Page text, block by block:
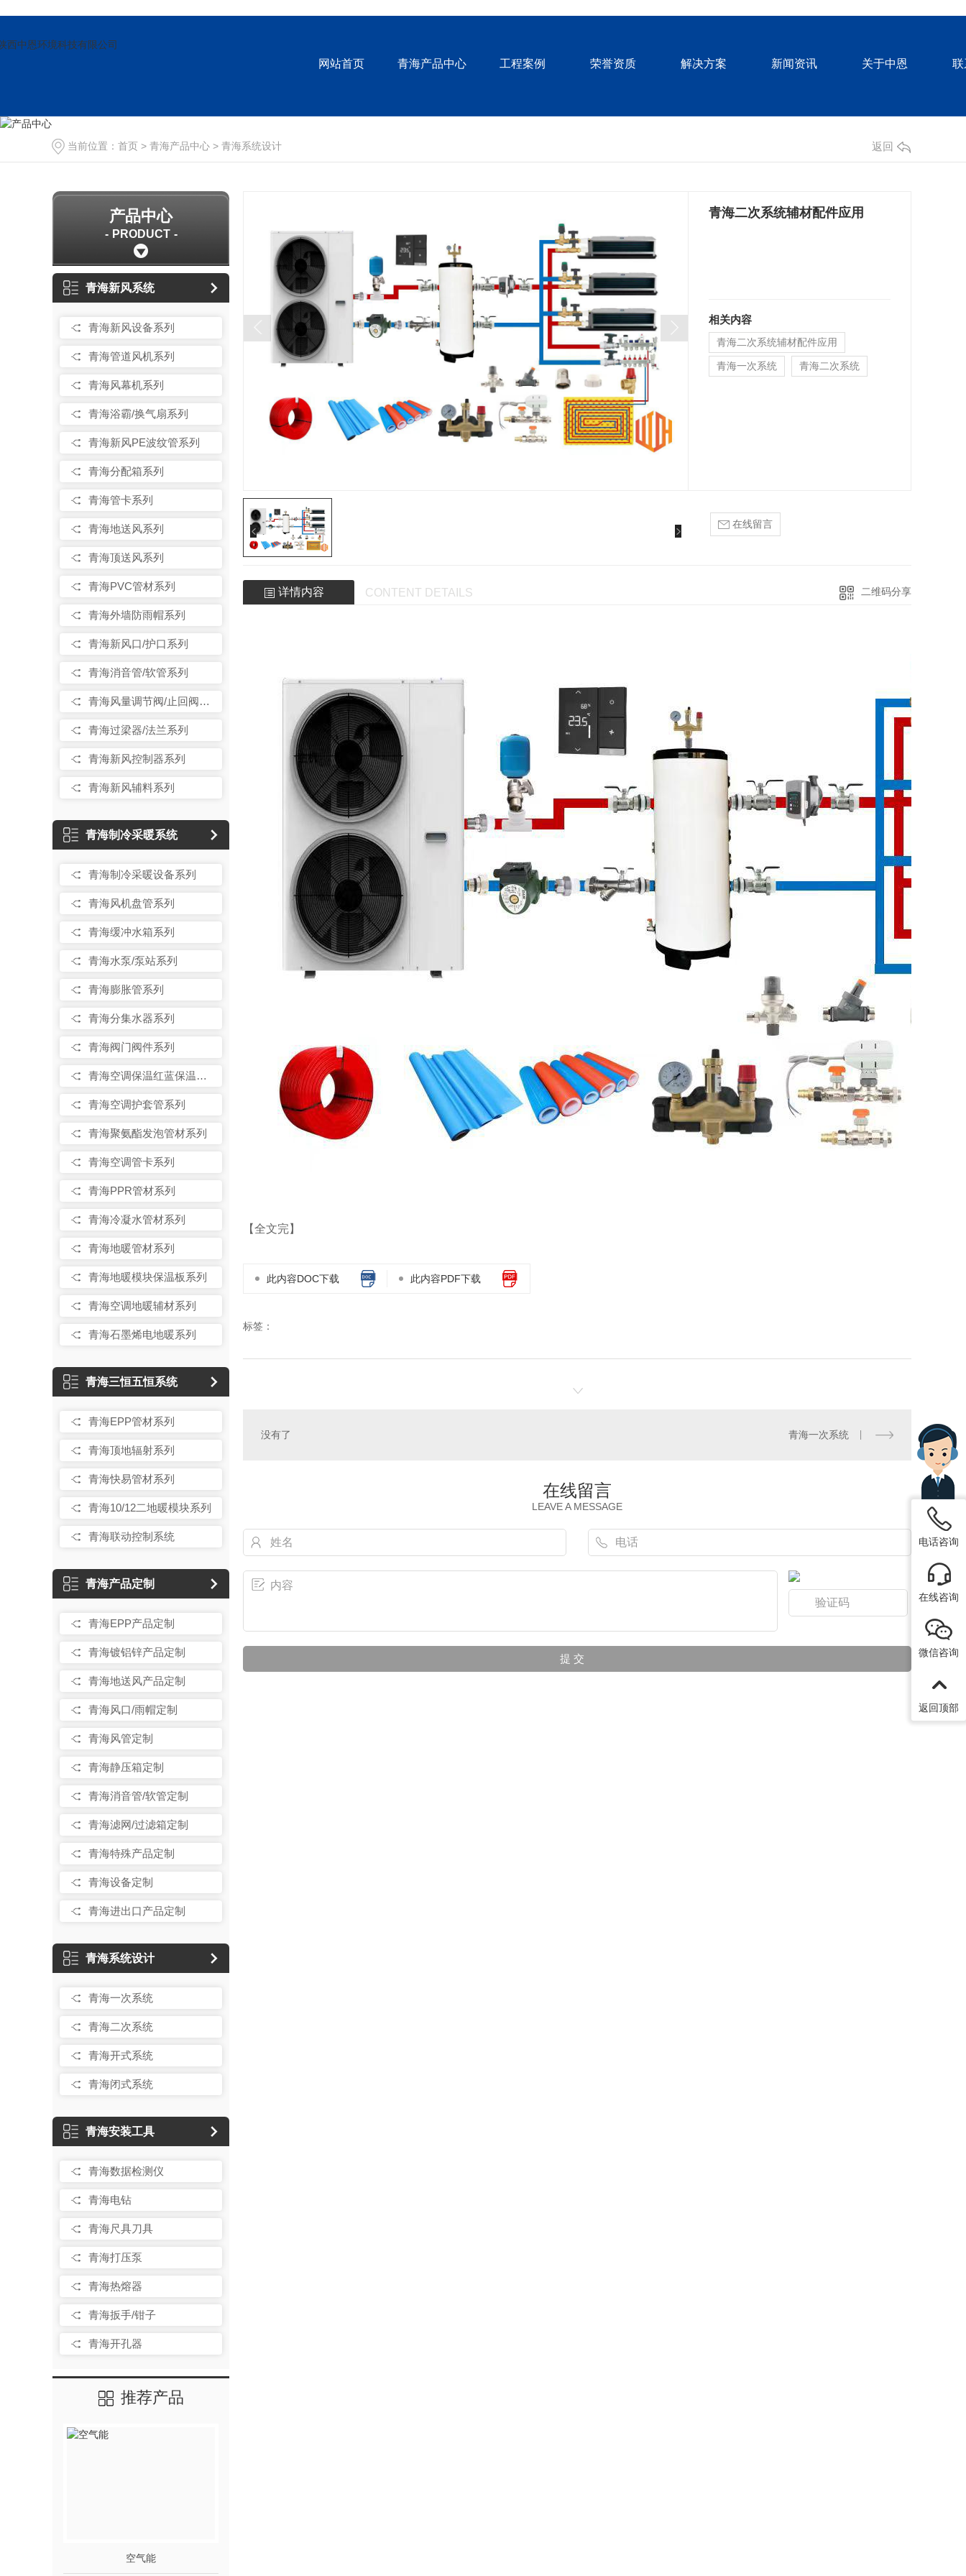
网站首页 青海产品中心 工程案例 荣誉资质 解决方案 新闻资讯 关于中恩 联
当前位置： 首页 > 青海产品中心 > 青海系统设计 返回
产品中心
PRODUCT
青海新风系统
青海新风设备系列
青海管道风机系列
青海风幕机系列
青海浴霸/换气扇系列
青海新风PE波纹管系列
青海分配箱系列
青海管卡系列
青海地送风系列
青海顶送风系列
青海PVC管材系列
青海外墙防雨帽系列
青海新风口/护口系列
青海消音管/软管系列
青海风量调节阀/止回阀系列
青海过梁器/法兰系列
青海新风控制器系列
青海新风辅料系列
青海制冷采暖系统
青海制冷采暖设备系列
青海风机盘管系列
青海缓冲水箱系列
青海水泵/泵站系列
青海膨胀管系列
青海分集水器系列
青海阀门阀件系列
青海空调保温红蓝保温系列
青海空调护套管系列
青海聚氨酯发泡管材系列
青海空调管卡系列
青海PPR管材系列
青海冷凝水管材系列
青海地暖管材系列
青海地暖模块保温板系列
青海空调地暖辅材系列
青海石墨烯电地暖系列
青海三恒五恒系统
青海EPP管材系列
青海顶地辐射系列
青海快易管材系列
青海10/12二地暖模块系列
青海联动控制系统
青海产品定制
青海EPP产品定制
青海镀铝锌产品定制
青海地送风产品定制
青海风口/雨帽定制
青海风管定制
青海静压箱定制
青海消音管/软管定制
青海滤网/过滤箱定制
青海特殊产品定制
青海设备定制
青海进出口产品定制
青海系统设计
青海一次系统
青海二次系统
青海开式系统
青海闭式系统
青海安装工具
青海数据检测仪
青海电钻
青海尺具刀具
青海打压泵
青海热熔器
青海扳手/钳子
青海开孔器
推荐产品
空气能
青海二次系统辅材配件应用
相关内容
青海二次系统辅材配件应用
青海一次系统 青海二次系统
在线留言
详情内容 CONTENT DETAILS 二维码分享
【全文完】
此内容DOC下载 此内容PDF下载
标签：
没有了 青海一次系统
在线留言
LEAVE A MESSAGE
电话咨询
在线咨询
微信咨询
返回顶部